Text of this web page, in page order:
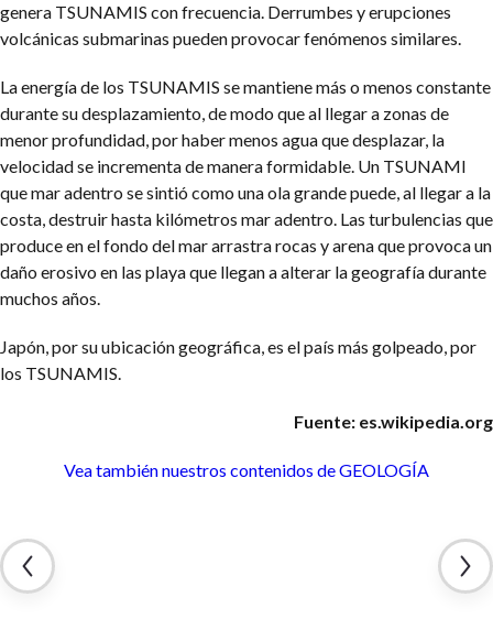
genera TSUNAMIS con frecuencia. Derrumbes y erupciones
volcánicas submarinas pueden provocar fenómenos similares.
La energía de los TSUNAMIS se mantiene más o menos constante
durante su desplazamiento, de modo que al llegar a zonas de
menor profundidad, por haber menos agua que desplazar, la
velocidad se incrementa de manera formidable. Un TSUNAMI
que mar adentro se sintió como una ola grande puede, al llegar a la
costa, destruir hasta kilómetros mar adentro. Las turbulencias que
produce en el fondo del mar arrastra rocas y arena que provoca un
daño erosivo en las playa que llegan a alterar la geografía durante
muchos años.
Japón, por su ubicación geográfica, es el país más golpeado, por
los TSUNAMIS.
Fuente: es.wikipedia.org
Vea también nuestros contenidos de GEOLOGÍA